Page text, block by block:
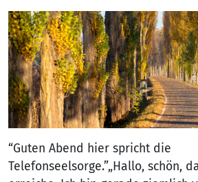
“Guten Abend hier spricht die
Telefonseelsorge.”„Hallo, schön,